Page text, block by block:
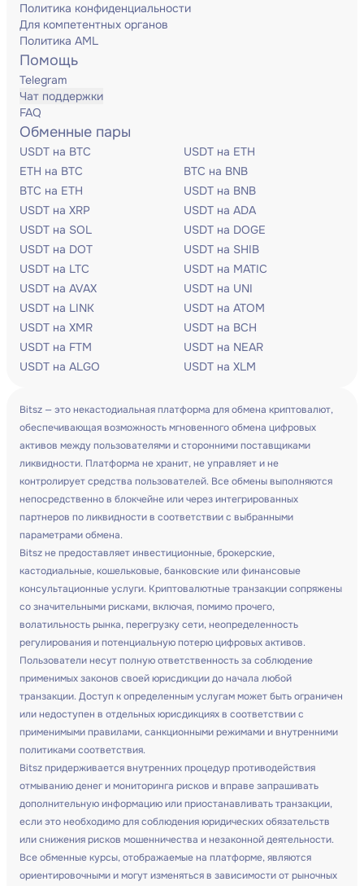
Политика конфиденциальности
Для компетентных органов
Политика AML
Помощь
Telegram
Чат поддержки
FAQ
Обменные пары
USDT на BTC
USDT на ETH
ETH на BTC
BTC на BNB
BTC на ETH
USDT на BNB
USDT на XRP
USDT на ADA
USDT на SOL
USDT на DOGE
USDT на DOT
USDT на SHIB
USDT на LTC
USDT на MATIC
USDT на AVAX
USDT на UNI
USDT на LINK
USDT на ATOM
USDT на XMR
USDT на BCH
USDT на FTM
USDT на NEAR
USDT на ALGO
USDT на XLM
Bitsz — это некастодиальная платформа для обмена криптовалют,
обеспечивающая возможность мгновенного обмена цифровых
активов между пользователями и сторонними поставщиками
ликвидности. Платформа не хранит, не управляет и не
контролирует средства пользователей. Все обмены выполняются
непосредственно в блокчейне или через интегрированных
партнеров по ликвидности в соответствии с выбранными
параметрами обмена.
Bitsz не предоставляет инвестиционные, брокерские,
кастодиальные, кошельковые, банковские или финансовые
консультационные услуги. Криптовалютные транзакции сопряжены
со значительными рисками, включая, помимо прочего,
волатильность рынка, перегрузку сети, неопределенность
регулирования и потенциальную потерю цифровых активов.
Пользователи несут полную ответственность за соблюдение
применимых законов своей юрисдикции до начала любой
транзакции. Доступ к определенным услугам может быть ограничен
или недоступен в отдельных юрисдикциях в соответствии с
применимыми правилами, санкционными режимами и внутренними
политиками соответствия.
Bitsz придерживается внутренних процедур противодействия
отмыванию денег и мониторинга рисков и вправе запрашивать
дополнительную информацию или приостанавливать транзакции,
если это необходимо для соблюдения юридических обязательств
или снижения рисков мошенничества и незаконной деятельности.
Все обменные курсы, отображаемые на платформе, являются
ориентировочными и могут изменяться в зависимости от рыночных